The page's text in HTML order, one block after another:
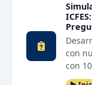
con
con